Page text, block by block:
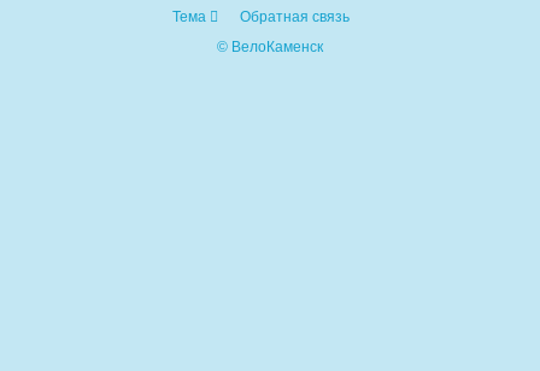
Тема
Обратная связь
© ВелоКаменск